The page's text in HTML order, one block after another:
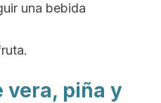
una bebida
vera, piña y